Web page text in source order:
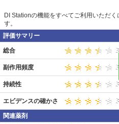
DI Stationの機能をすべてご利用いただく
す。
評価サマリー
総合
副作用頻度
持続性
エビデンスの確かさ
関連薬剤